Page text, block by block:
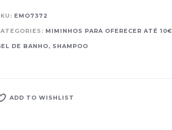
EMO7372
MIMINHOS PARA OFERECER ATÉ 10€
DE BANHO, SHAMPOO
ADD TO WISHLIST